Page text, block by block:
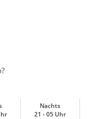
Nachts
21 - 05 Uhr